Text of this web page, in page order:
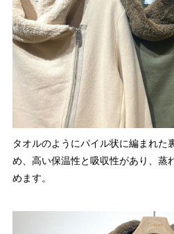
タオルのようにパイル状に編まれた
め、高い保温性と吸収性があり、蒸
めます。